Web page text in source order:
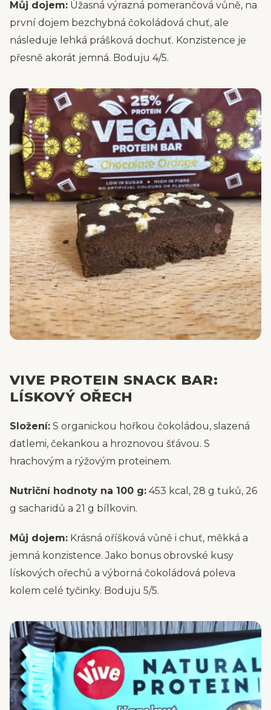
Můj dojem: Úžasná výrazná pomerančová vůně, na
první dojem bezchybná čokoládová chuť, ale
následuje lehká prášková dochuť. Konzistence je
přesně akorát jemná. Boduju 4/5.
VIVE PROTEIN SNACK BAR:
LÍSKOVÝ OŘECH
Složení: S organickou hořkou čokoládou, slazená
datlemi, čekankou a hroznovou šťávou. S
hrachovým a rýžovým proteinem.
Nutriční hodnoty na 100 g: 453 kcal, 28 g tuků, 26
g sacharidů a 21 g bílkovin.
Můj dojem: Krásná oříšková vůně i chuť, měkká a
jemná konzistence. Jako bonus obrovské kusy
lískových ořechů a výborná čokoládová poleva
kolem celé tyčinky. Boduju 5/5.